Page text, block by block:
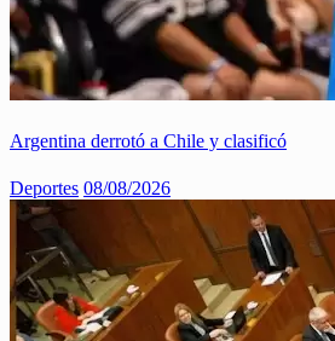
Argentina derrotó a Chile y clasificó
Deportes 08/08/2026